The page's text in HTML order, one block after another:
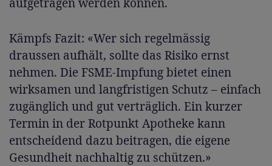
Kämpfs Fazit: «Wer sich regelmässig
draussen aufhält, sollte das Risiko ernst
nehmen. Die FSME-Impfung bietet einen
wirksamen und langfristigen Schutz – einfach
zugänglich und gut verträglich. Ein kurzer
Termin in der Rotpunkt Apotheke kann
entscheidend dazu beitragen, die eigene
Gesundheit nachhaltig zu schützen.»